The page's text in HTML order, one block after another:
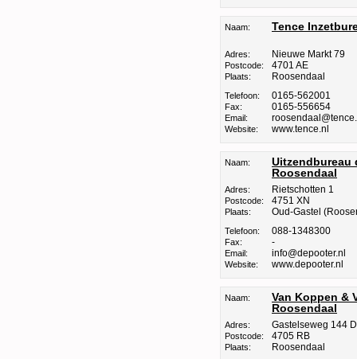
Naam: Tence
Adres: Nieuwe Markt 79
Postcode: 4701 AE
Plaats: Roosendaal
Telefoon: 0165-562001
Fax: 0165-556654
Email:
Website: www.tence.nl
Naam:
Uitzendbureau
Roosendaal
Adres: Rietschotten 1
Postcode: 4751 XN
Plaats: Oud-Gastel
Telefoon: 088-1348300
Fax: -
Email: info@depooter.nl
Website: www.depooter.nl
Naam:
Van Koppen &
Roosendaal
Adres: Gastelseweg 144
Postcode: 4705 RB
Plaats: Roosendaal